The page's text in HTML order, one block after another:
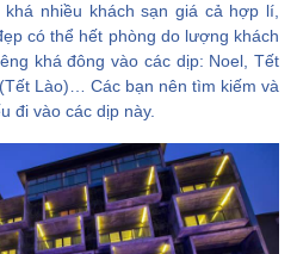
nhiều khách sạn giá cả hợp lí,
có thể hết phòng do lượng khách
khá đông vào các dịp: Noel, Tết
Lào)… Các bạn nên tìm kiếm và
đi vào các dịp này.